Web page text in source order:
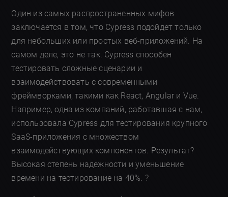
Один из самых распространенных мифов
заключается в том, что Cypress подойдет только
для небольших или простых веб-приложений. На
самом деле, это не так. Cypress способен
тестировать сложные сценарии и
взаимодействовать с современными
фреймворками, такими как React, Angular и Vue.
Например, одна из компаний, работавшая с нам,
использовала Cypress для тестирования крупного
SaaS-приложения с множеством
взаимодействующих компонентов. Результат?
Высокая степень надежности и уменьшение
времени на тестирование на 40%. ?